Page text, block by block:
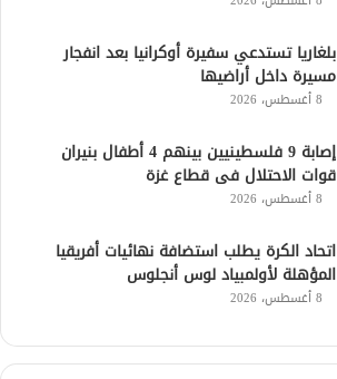
بلغاريا تستدعي سفيرة أوكرانيا بعد انفجار
مسيرة داخل أراضيها
8 أغسطس، 2026
إصابة 9 فلسطينيين بينهم 4 أطفال بنيران
قوات الاحتلال فى قطاع غزة
8 أغسطس، 2026
اتحاد الكرة يطلب استضافة نهائيات أفريقيا
المؤهلة لأولمبياد لوس أنجلوس
8 أغسطس، 2026